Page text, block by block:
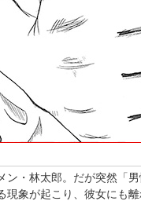
ン・林太郎。だが突然「
現象が起こり、彼女にも